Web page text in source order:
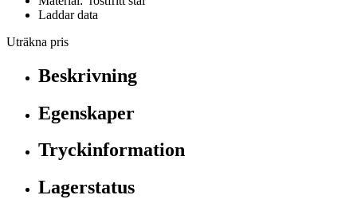
Laddar data
Uträkna pris
Beskrivning
Egenskaper
Tryckinformation
Lagerstatus